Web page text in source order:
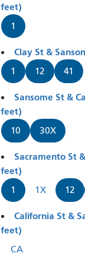
feet)
1
Clay St &
1 12 41
Sansome St &
feet)
10 30X
Sacramento St
feet)
1 1X 12
California St &
feet)
CA